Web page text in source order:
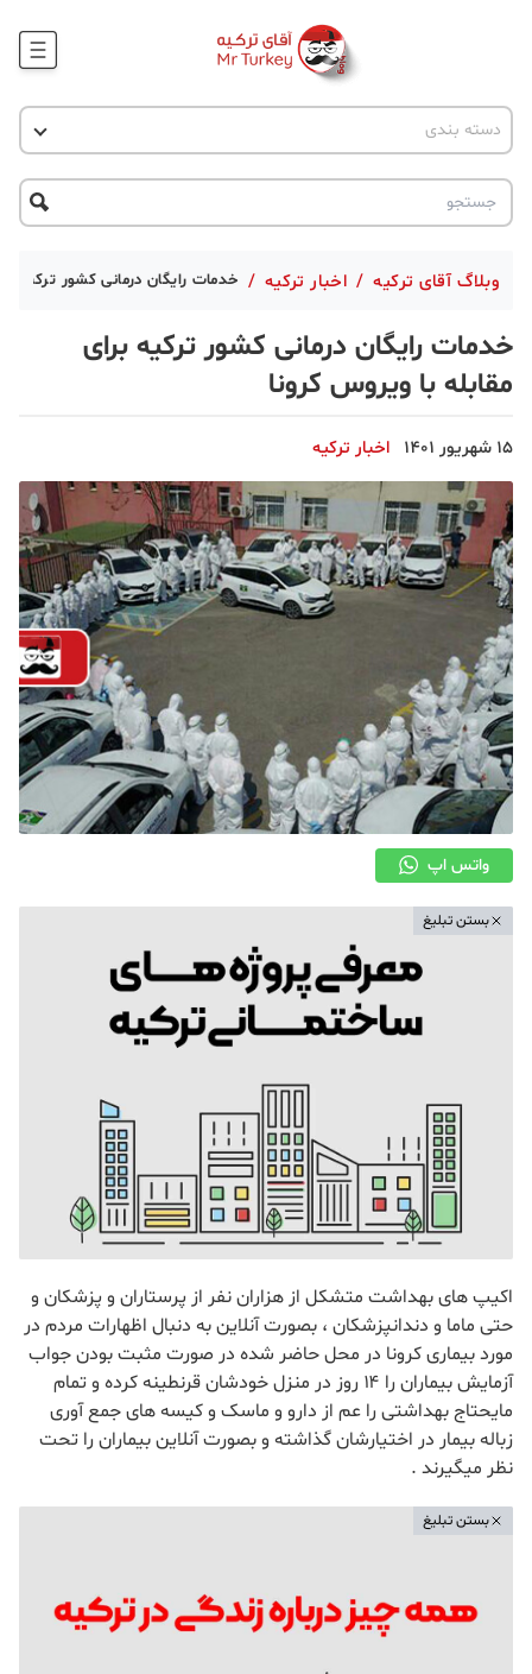
وبلاگ
جاذبه گردشگری
دسته بندی
اخبار ترکیه
پروژه ها
تحصیل در ترکیه
ترکیه گردی
حقوقی
قبرس
وبلاگ آقای ترکیه / اخبار ترکیه / خدمات رایگان درمانی کشور ترکیه
خدمات رایگان درمانی کشور ترکیه برای
مقابله با ویروس کرونا
15 شهریور 1401 اخبار ترکیه
واتس اپ
بستن تبلیغ
اکیپ های بهداشت متشکل از هزاران نفر از پرستاران و پزشکان و
حتی ماما و دندانپزشکان ، بصورت آنلاین به دنبال اظهارات مردم در
مورد بیماری کرونا در محل حاضر شده در صورت مثبت بودن جواب
آزمایش بیماران را ۱۴ روز در منزل خودشان قرنطینه کرده و تمام
مایحتاج بهداشتی را عم از دارو و ماسک و کیسه های جمع آوری
زباله بیمار در اختیارشان گذاشته و بصورت آنلاین بیماران را تحت
نظر میگیرند .
بستن تبلیغ